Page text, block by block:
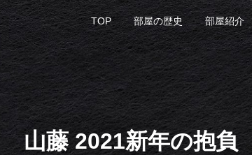
TOP 部屋の歴史 部屋紹介
山藤 2021新年の抱負